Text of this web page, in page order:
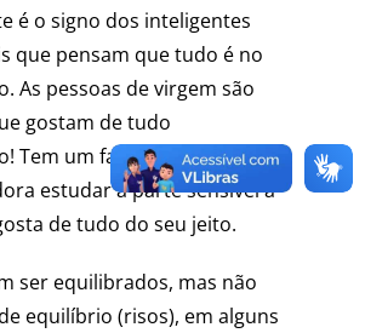
é o signo dos inteligentes
que pensam que tudo é no
As pessoas de virgem são
gostam de tudo
Tem um famoso toque. A
estudar a parte sensível à
de tudo do seu jeito.
ser equilibrados, mas não
equilíbrio (risos), em alguns